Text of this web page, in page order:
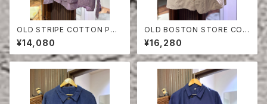
OLD STRIPE COTTON PUL
LOVER SHIRT
¥14,080
OLD BOSTON STORE COT
TON×POLY VEST
¥16,280